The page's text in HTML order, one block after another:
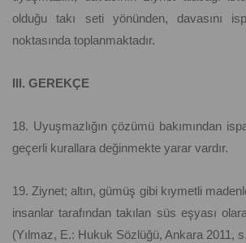
olduğu takı seti yönünden, davasını
noktasında toplanmaktadır.
III. GEREKÇE
18. Uyuşmazlığın çözümü bakımından
geçerli kurallara değinmekte yarar vardır.
19. Ziynet; altın, gümüş gibi kıymetli
insanlar tarafından takılan süs eşyası
(Yılmaz, E.: Hukuk Sözlüğü, Ankara 2011,